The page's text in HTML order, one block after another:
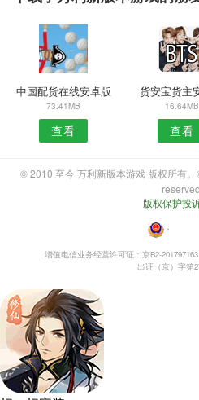
中国配货在线安卓版
73.41MB
查看
货安宝货主
16.64MB
查看
© 2010 至今 万利新版本游戏 版权所有
reserved.
版权保护投
・
增值电信业务经营许可证：京B2-201797163
出证（京）字第